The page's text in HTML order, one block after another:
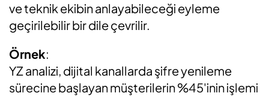
ve teknik ekibin anlayabileceği eyleme
geçirilebilir bir dile çevrilir.
Örnek:
YZ analizi, dijital kanallarda şifre yenileme
sürecine başlayan müşterilerin %45'inin işlemi